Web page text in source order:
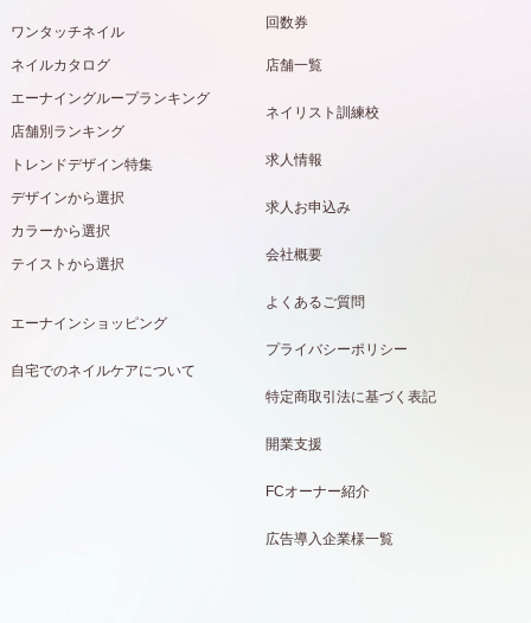
ワンタッチネイル
回数券
ネイルカタログ
エーナイングループランキング
店舗別ランキング
トレンドデザイン特集
デザインから選択
カラーから選択
テイストから選択
エーナインショッピング
自宅でのネイルケアについて
店舗一覧
ネイリスト訓練校
求人情報
求人お申込み
会社概要
よくあるご質問
プライバシーポリシー
特定商取引法に基づく表記
開業支援
FCオーナー紹介
広告導入企業様一覧